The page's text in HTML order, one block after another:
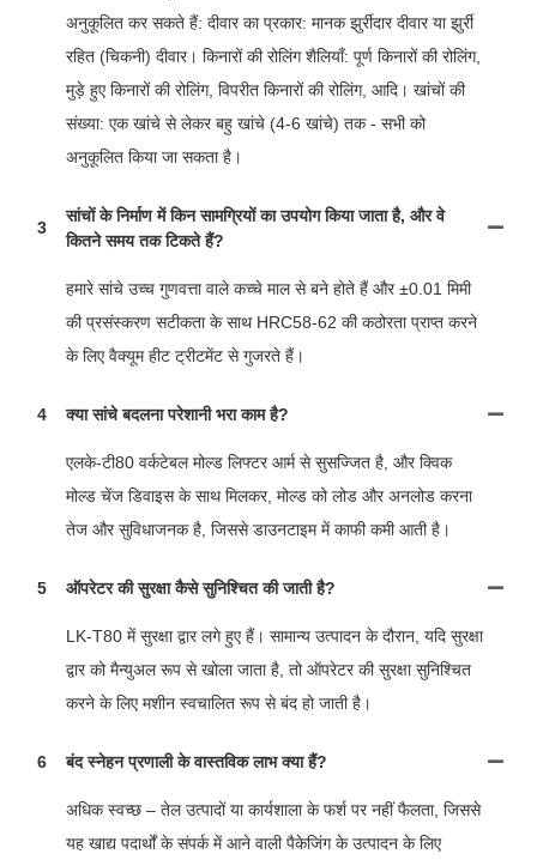
अनुकूलित कर सकते हैं: दीवार का प्रकार: मानक झुर्रीदार दीवार या झुर्री
रहित (चिकनी) दीवार। किनारों की रोलिंग शैलियाँ: पूर्ण किनारों की रोलिंग,
मुड़े हुए किनारों की रोलिंग, विपरीत किनारों की रोलिंग, आदि। खांचों की
संख्या: एक खांचे से लेकर बहु ​​खांचे (4-6 खांचे) तक - सभी को
अनुकूलित किया जा सकता है।
3
सांचों के निर्माण में किन सामग्रियों का उपयोग किया जाता है, और वे
कितने समय तक टिकते हैं?
हमारे सांचे उच्च गुणवत्ता वाले कच्चे माल से बने होते हैं और ±0.01 मिमी
की प्रसंस्करण सटीकता के साथ HRC58-62 की कठोरता प्राप्त करने
के लिए वैक्यूम हीट ट्रीटमेंट से गुजरते हैं।
4 क्या सांचे बदलना परेशानी भरा काम है?
एलके-टी80 वर्कटेबल मोल्ड लिफ्टर आर्म से सुसज्जित है, और क्विक
मोल्ड चेंज डिवाइस के साथ मिलकर, मोल्ड को लोड और अनलोड करना
तेज और सुविधाजनक है, जिससे डाउनटाइम में काफी कमी आती है।
5 ऑपरेटर की सुरक्षा कैसे सुनिश्चित की जाती है?
LK-T80 में सुरक्षा द्वार लगे हुए हैं। सामान्य उत्पादन के दौरान, यदि सुरक्षा
द्वार को मैन्युअल रूप से खोला जाता है, तो ऑपरेटर की सुरक्षा सुनिश्चित
करने के लिए मशीन स्वचालित रूप से बंद हो जाती है।
6 बंद स्नेहन प्रणाली के वास्तविक लाभ क्या हैं?
अधिक स्वच्छ – तेल उत्पादों या कार्यशाला के फर्श पर नहीं फैलता, जिससे
यह खाद्य पदार्थों के संपर्क में आने वाली पैकेजिंग के उत्पादन के लिए